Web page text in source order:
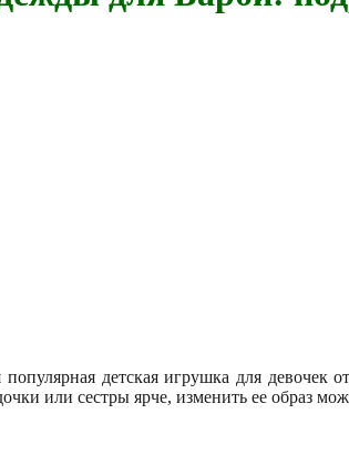
детская игрушка для
или сестры ярче, изменить ее образ